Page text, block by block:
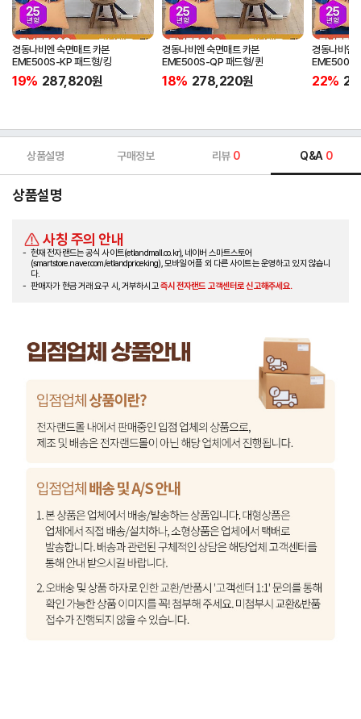
경동나비엔 숙면매트 카본
EME500S-KP 패드형/킹
19% 287,820원
경동나비엔 숙면매트 카본
EME500S-QP 패드형/퀸
18% 278,220원
경동나비엔
EME500S-
22%
상품설명 구매정보 리뷰 0 Q&A 0
상품설명
사칭 주의 안내
현재 전자랜드는 공식 사이트(etlandmall.co.kr), 네이버 스마트스토어
(smartstore.naver.com/etlandpriceking), 모바일 어플 외 다른 사이트는 운영하고 있지 않습니
다.
판매자가 현금 거래 요구 시, 거부하시고즉시 전자랜드 고객센터로 신고해주세요.